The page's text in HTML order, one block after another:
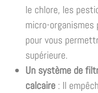
le chlore, les
micro-
pour vous
supérieure.
Un système de
calcaire : Il